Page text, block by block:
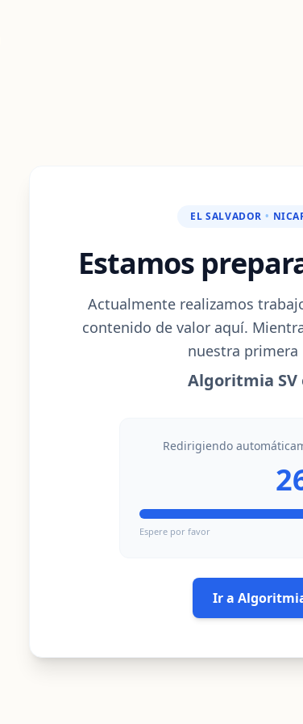
EL SALVADOR •
Estamos
Actualmente realizamos
contenido de valor aquí.
nuestra
Algoritmia SV
Redirigiendo
Espere por favor
Ir a